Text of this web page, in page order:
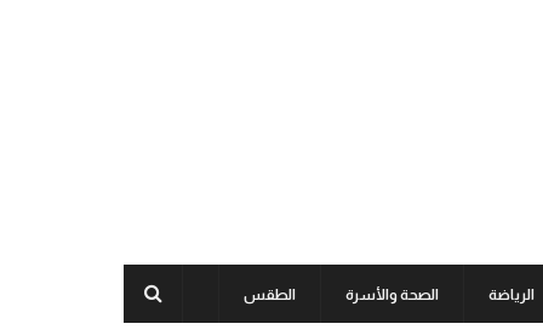
الرياضة الصحة والأسرة الطقس